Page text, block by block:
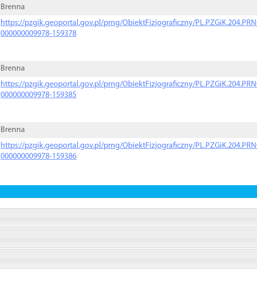
Brenna
https://pzgik.geoportal.gov.pl/prng/ObiektFizjograficzny/
000000009978-159378
Brenna
https://pzgik.geoportal.gov.pl/prng/ObiektFizjograficzny/
000000009978-159385
Brenna
https://pzgik.geoportal.gov.pl/prng/ObiektFizjograficzny/
000000009978-159386